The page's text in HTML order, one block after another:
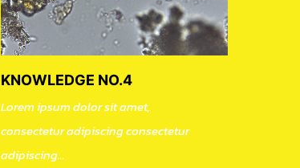
KNOWLEDGE NO.4
Lorem ipsum dolor sit amet,
consectetur adipiscing consectetur
adipiscing...